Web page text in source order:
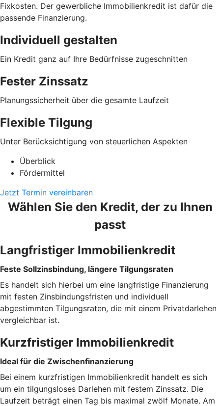
Fixkosten. Der gewerbliche Immobilienkredit ist dafür die
passende Finanzierung.
Individuell gestalten
Ein Kredit ganz auf Ihre Bedürfnisse zugeschnitten
Fester Zinssatz
Planungssicherheit über die gesamte Laufzeit
Flexible Tilgung
Unter Berücksichtigung von steuerlichen Aspekten
Überblick
Fördermittel
Jetzt Termin vereinbaren
Wählen Sie den Kredit, der zu Ihnen
passt
Langfristiger Immobilienkredit
Feste Sollzinsbindung, längere Tilgungsraten
Es handelt sich hierbei um eine langfristige Finanzierung
mit festen Zinsbindungsfristen und individuell
abgestimmten Tilgungsraten, die mit einem Privatdarlehen
vergleichbar ist.
Kurzfristiger Immobilienkredit
Ideal für die Zwischenfinanzierung
Bei einem kurzfristigen Immobilienkredit handelt es sich
um ein tilgungsloses Darlehen mit festem Zinssatz. Die
Laufzeit beträgt einen Tag bis maximal zwölf Monate. Am